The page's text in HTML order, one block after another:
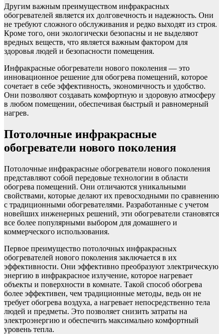
Другим важным преимуществом инфракрасных
обогревателей является их долговечность и надежность. Они
не требуют сложного обслуживания и редко выходят из строя.
Кроме того, они экологически безопасны и не выделяют
вредных веществ, что является важным фактором для
здоровья людей и безопасности помещения.
Инфракрасные обогреватели нового поколения — это
инновационное решение для обогрева помещений, которое
сочетает в себе эффективность, экономичность и удобство.
Они позволяют создавать комфортную и здоровую атмосферу
в любом помещении, обеспечивая быстрый и равномерный
нагрев.
Потолочные инфракрасные
обогреватели нового поколения
Потолочные инфракрасные обогреватели нового поколения
представляют собой передовые технологии в области
обогрева помещений. Они отличаются уникальными
свойствами, которые делают их превосходными по сравнению
с традиционными обогревателями. Разработанные с учетом
новейших инженерных решений, эти обогреватели становятся
все более популярными выбором для домашнего и
коммерческого использования.
Первое преимущество потолочных инфракрасных
обогревателей нового поколения заключается в их
эффективности. Они эффективно преобразуют электрическую
энергию в инфракрасное излучение, которое нагревает
объекты и поверхности в комнате. Такой способ обогрева
более эффективен, чем традиционные методы, ведь он не
требует обогрева воздуха, а нагревает непосредственно тела
людей и предметы. Это позволяет снизить затраты на
электроэнергию и обеспечить максимально комфортный
уровень тепла.